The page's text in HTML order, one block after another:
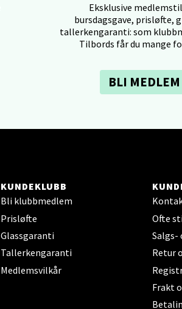
Eksklusive
bursdagsgave, prisløfte,
tallerkengaranti: som
Tilbords får du mange
BLI MEDLEM
KUNDEKLUBB
Bli klubbmedlem
Prisløfte
Glassgaranti
Tallerkengaranti
Medlemsvilkår
Ofte
Salgs-
Retur
Frakt
Velg